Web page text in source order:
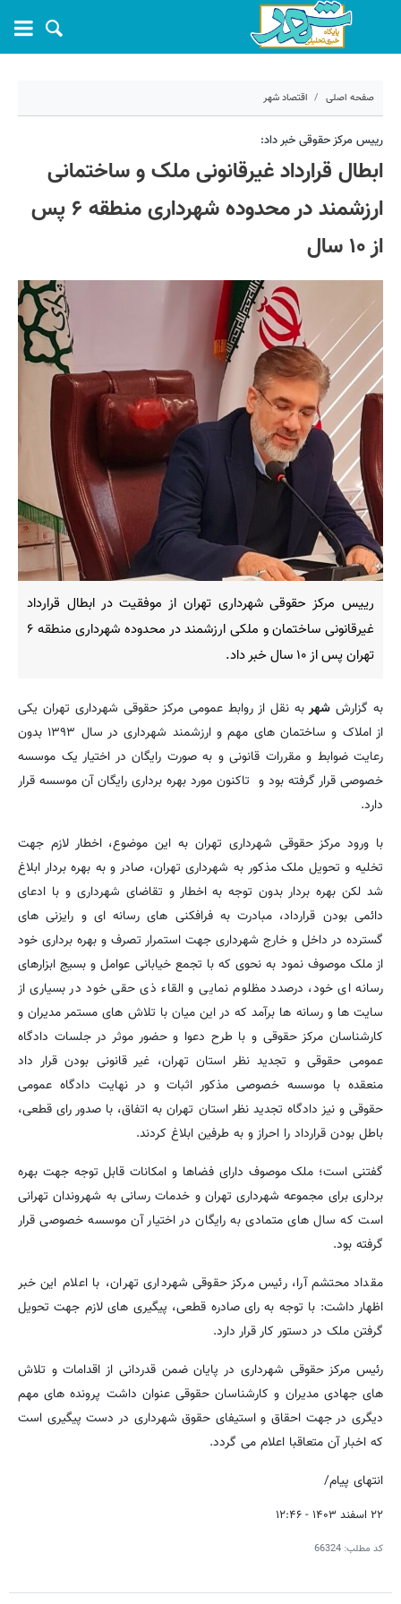
صفحه اصلی اقتصاد شهر
کد مطلب: 66324
رییس مرکز حقوقی خبر داد:
ابطال قرارداد غیرقانونی ملک و ساختمانی
ارزشمند در محدوده شهرداری منطقه ۶ پس
از ۱۰ سال
رییس مرکز حقوقی شهرداری تهران از موفقیت در ابطال قرارداد
غیرقانونی ساختمان و ملکی ارزشمند در محدوده شهرداری منطقه ۶
تهران پس از ۱۰ سال خبر داد.
به گزارش شهربه نقل از روابط عمومی مرکز حقوقی شهرداری تهران یکی
از املاک و ساختمان های مهم و ارزشمند شهرداری در سال ۱۳۹۳ بدون
رعایت ضوابط و مقررات قانونی و به صورت رایگان در اختیار یک موسسه
خصوصی قرار گرفته بود و تاکنون مورد بهره برداری رایگان آن موسسه قرار
دارد.
با ورود مرکز حقوقی شهرداری تهران به این موضوع، اخطار لازم جهت
تخلیه و تحویل ملک مذکور به شهرداری تهران، صادر و به بهره بردار ابلاغ
شد لکن بهره بردار بدون توجه به اخطار و تقاضای شهرداری و با ادعای
دائمی بودن قرارداد، مبادرت به فرافکنی های رسانه ای و رایزنی های
گسترده در داخل و خارج شهرداری جهت استمرار تصرف و بهره برداری خود
از ملک موصوف نمود به نحوی که با تجمع خیابانی عوامل و بسیج ابزارهای
رسانه ای خود، درصدد مظلوم نمایی و القاء ذی حقی خود در بسیاری از
سایت ها و رسانه ها برآمد که در این میان با تلاش های مستمر مدیران و
کارشناسان مرکز حقوقی و با طرح دعوا و حضور موثر در جلسات دادگاه
عمومی حقوقی و تجدید نظر استان تهران، غیر قانونی بودن قرار داد
منعقده با موسسه خصوصی مذکور اثبات و در نهایت دادگاه عمومی
حقوقی و نیز دادگاه تجدید نظر استان تهران به اتفاق، با صدور رای قطعی،
باطل بودن قرارداد را احراز و به طرفین ابلاغ کردند.
گفتنی است؛ ملک موصوف دارای فضاها و امکانات قابل توجه جهت بهره
برداری برای مجموعه شهرداری تهران و خدمات رسانی به شهروندان تهرانی
است که سال های متمادی به رایگان در اختیار آن موسسه خصوصی قرار
گرفته بود.
مقداد محتشم آرا، رئیس مرکز حقوقی شهرداری تهران، با اعلام این خبر
اظهار داشت: با توجه به رای صادره قطعی، پیگیری های لازم جهت تحویل
گرفتن ملک در دستور کار قرار دارد.
رئیس مرکز حقوقی شهرداری در پایان ضمن قدردانی از اقدامات و تلاش
های جهادی مدیران و کارشناسان حقوقی عنوان داشت پرونده های مهم
دیگری در جهت احقاق و استیفای حقوق شهرداری در دست پیگیری است
که اخبار آن متعاقبا اعلام می گردد.
انتهای پیام/
۲۲ اسفند ۱۴۰۳ - ۱۲:۴۶
کد مطلب: 66324